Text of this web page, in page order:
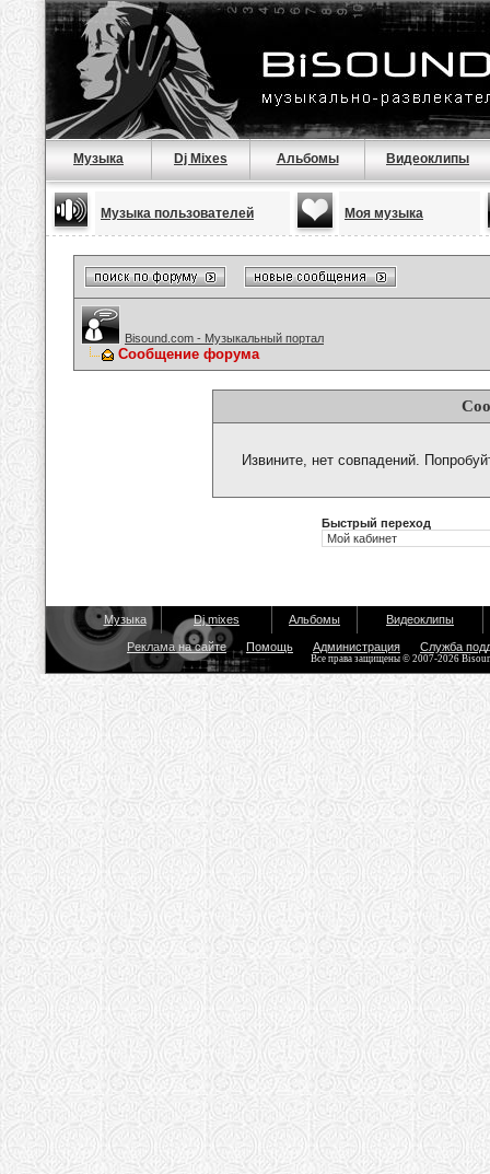
Музыка Dj Mixes Альбомы Видеоклипы
Музыка пользователей Моя музыка
Bisound.com - Музыкальный портал
Сообщение форума
Извините, нет совпадений.
Быстрый переход
Музыка Dj mixes Альбомы Видеоклипы
Реклама на сайте Помощь Администрация Служба
Все права защищены © 2007-2026